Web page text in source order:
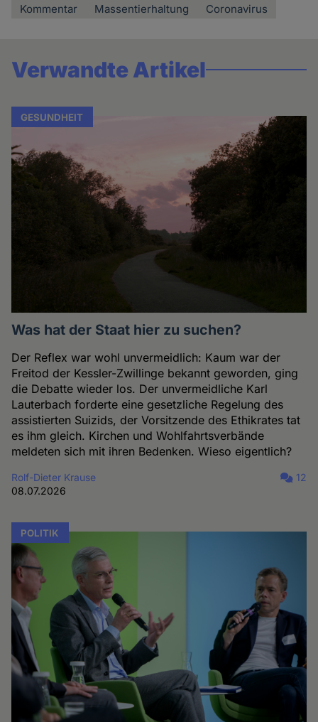
Kommentar Massentierhaltung Coronavirus
Verwandte Artikel
GESUNDHEIT
Was hat der Staat hier zu suchen?
Der Reflex war wohl unvermeidlich: Kaum war der
Freitod der Kessler-Zwillinge bekannt geworden, ging
die Debatte wieder los. Der unvermeidliche Karl
Lauterbach forderte eine gesetzliche Regelung des
assistierten Suizids, der Vorsitzende des Ethikrates tat
es ihm gleich. Kirchen und Wohlfahrtsverbände
meldeten sich mit ihren Bedenken. Wieso eigentlich?
Rolf-Dieter Krause
08.07.2026
12
POLITIK